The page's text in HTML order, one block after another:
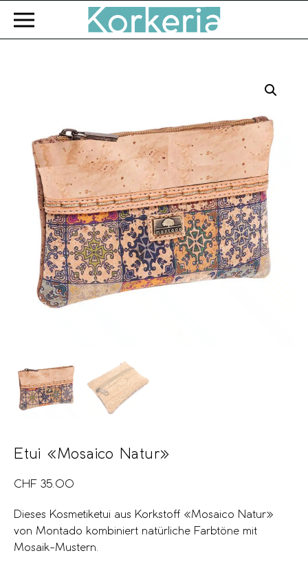
Zum Hauptinhalt springen
Etui «Mosaico Natur»
CHF 35.00
Dieses Kosmetiketui aus Korkstoff «Mosaico Natur»
von Montado kombiniert natürliche Farbtöne mit
Mosaik-Mustern.